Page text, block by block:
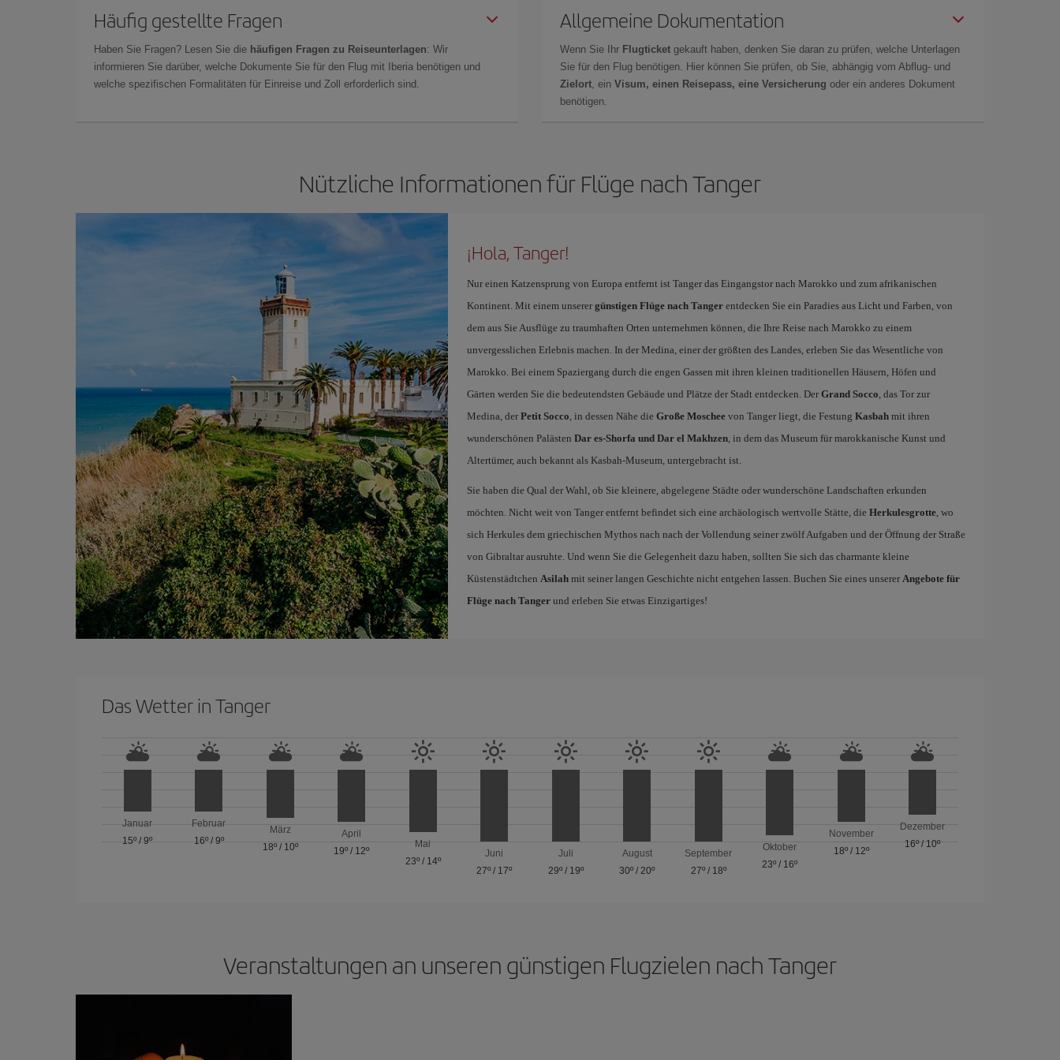
Häufig gestellte Fragen
Haben Sie Fragen? Lesen Sie die häufigen Fragen zu Reiseunterlagen: Wir
informieren Sie darüber, welche Dokumente Sie für den Flug mit Iberia benötigen und
welche spezifischen Formalitäten für Einreise und Zoll erforderlich sind.
Allgemeine Dokumentation
Wenn Sie Ihr Flugticket gekauft haben, denken Sie daran zu prüfen, welche Unterlagen
Sie für den Flug benötigen. Hier können Sie prüfen, ob Sie, abhängig vom Abflug- und
Zielort , ein Visum, einen Reisepass, eine Versicherung oder ein anderes Dokument
benötigen.
Nützliche Informationen für Flüge nach Tanger
¡Hola, Tanger!
Nur einen Katzensprung von Europa entfernt ist Tanger das Eingangstor nach Marokko und zum afrikanischen
Kontinent. Mit einem unserer günstigen Flüge nach Tangerentdecken Sie ein Paradies aus Licht und Farben, von
dem aus Sie Ausflüge zu traumhaften Orten unternehmen können, die Ihre Reise nach Marokko zu einem
unvergesslichen Erlebnis machen. In der Medina, einer der größten des Landes, erleben Sie das Wesentliche von
Marokko. Bei einem Spaziergang durch die engen Gassen mit ihren kleinen traditionellen Häusern, Höfen und
Gärten werden Sie die bedeutendsten Gebäude und Plätze der Stadt entdecken. Der Grand Socco , das Tor zur
Medina, der Petit Socco , in dessen Nähe die Große Moscheevon Tanger liegt, die Festung Kasbahmit ihren
wunderschönen Palästen Dar es-Shorfa und Dar el Makhzen, in dem das Museum für marokkanische Kunst und
Altertümer, auch bekannt als Kasbah-Museum, untergebracht ist.
Sie haben die Qual der Wahl, ob Sie kleinere, abgelegene Städte oder wunderschöne Landschaften erkunden
möchten. Nicht weit von Tanger entfernt befindet sich eine archäologisch wertvolle Stätte, die Herkulesgrotte, wo
sich Herkules dem griechischen Mythos nach nach der Vollendung seiner zwölf Aufgaben und der Öffnung der Straße
von Gibraltar ausruhte. Und wenn Sie die Gelegenheit dazu haben, sollten Sie sich das charmante kleine
Küstenstädtchen Asilahmit seiner langen Geschichte nicht entgehen lassen. Buchen Sie eines unserer Angebote für
Flüge nach Tangerund erleben Sie etwas Einzigartiges!
Das Wetter in Tanger
Januar
15º /9º
Februar
16º/ 9º
März
18º/ 10º
April
19º / 12º
Mai
23º/ 14º
Juni
27º / 17º
Juli
29º/ 19º
August
30º / 20º
September
27º/ 18º
Oktober
23º / 16º
November
18º/ 12º
Dezember
16º/ 10º
Veranstaltungen an unseren günstigen Flugzielen nach Tanger